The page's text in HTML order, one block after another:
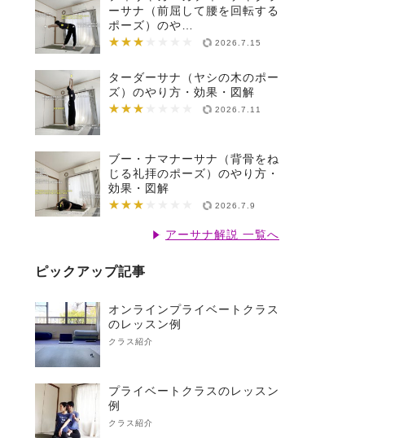
ーサナ（前屈して腰を回転する
ポーズ）のや…
★★★
★★★★★★★ 2026.7.15
ターダーサナ（ヤシの木のポー
ズ）のやり方・効果・図解
★★★
★★★★★★★ 2026.7.11
ブー・ナマナーサナ（背骨をね
じる礼拝のポーズ）のやり方・
効果・図解
★★★
★★★★★★★ 2026.7.9
アーサナ解説 一覧へ
ピックアップ記事
オンラインプライベートクラス
のレッスン例
クラス紹介
プライベートクラスのレッスン
例
クラス紹介